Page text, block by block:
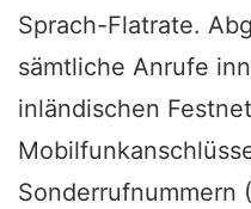
Sprach-Flatrate.
sämtliche Anrufe
inländischen
Sonderrufnummern